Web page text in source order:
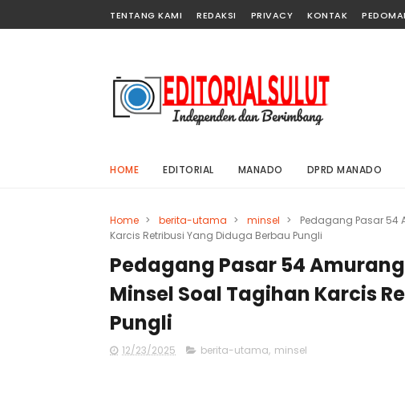
TENTANG KAMI REDAKSI PRIVACY KONTAK
HOME EDITORIAL MANADO DPRD MANADO
Home > berita-utama > minsel >
Pedagang Pasar 54
Karcis Retribusi Yang Diduga Berbau Pungli
Pedagang Pasar 54
Minsel Soal Tagihan Karcis
Pungli
12/23/2025 berita-utama, minsel